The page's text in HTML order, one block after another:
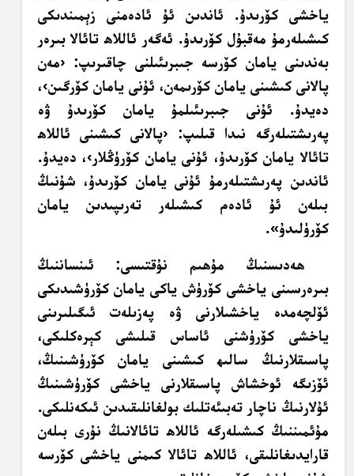
ياخشى كۆرىدۇ. ئاندىن ئۇ ئادەمنى زېمىندىكى
كىشىلەرمۇ مەقبۇل كۆرىدۇ. ئەگەر ئاللاھ تائالا بىرەر
بەندىنى يامان كۆرسە جىبرىئىلنى چاقىرىپ: ‹مەن
پالانى كىشىنى يامان كۆرىمەن، ئۇنى يامان كۆرگىن›،
دەيدۇ. ئۇنى جىبرىئىلمۇ يامان كۆرىدۇ ۋە
پەرىشتىلەرگە نىدا قىلىپ: ‹پالانى كىشىنى ئاللاھ
تائالا يامان كۆرىدۇ، ئۇنى يامان كۆرۈڭلار›، دەيدۇ.
ئاندىن پەرىشتىلەرمۇ ئۇنى يامان كۆرىدۇ، شۇنىڭ
بىلەن ئۇ ئادەم كىشىلەر تەرىپىدىن يامان
كۆرۈلىدۇ».
ھەدىسنىڭ مۇھىم نۇقتىسى: ئىنساننىڭ
بىرەرسىنى ياخشى كۆرۈش ياكى يامان كۆرۈشىدىكى
ئۆلچەمدە ياخشىلارنى ۋە پەزىلەت ئىگىلىرىنى
ياخشى كۆرۈشنى ئاساس قىلىشى كېرەكلىكى،
پاسىقلارنىڭ سالىھ كىشىنى يامان كۆرۈشىنىڭ،
ئۆزىگە ئوخشاش پاسىقلارنى ياخشى كۆرۈشىنىڭ
ئۇلارنىڭ ناچار تەبىئەتلىك بولغانلىقىدىن ئىكەنلىكى.
مۇئمىننىڭ كىشىلەرگە ئاللاھ تائالانىڭ نۇرى بىلەن
قارايدىغانلىقى، ئاللاھ تائالا كىمنى ياخشى كۆرسە